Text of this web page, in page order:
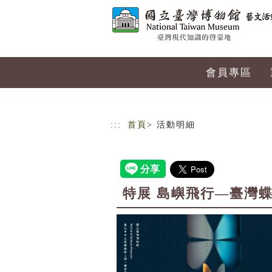
會員專區
::: 首頁 > 活動明細
特展 島嶼飛行—臺灣